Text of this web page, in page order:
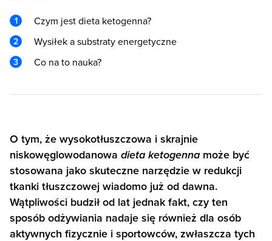
Czym jest dieta ketogenna?
Wysiłek a substraty energetyczne
Co na to nauka?
O tym, że wysokotłuszczowa i skrajnie
niskowęglowodanowa dieta ketogenna może być
stosowana jako skuteczne narzędzie w redukcji
tkanki tłuszczowej wiadomo już od dawna.
Wątpliwości budził od lat jednak fakt, czy ten
sposób odżywiania nadaje się również dla osób
aktywnych fizycznie i sportowców, zwłaszcza tych